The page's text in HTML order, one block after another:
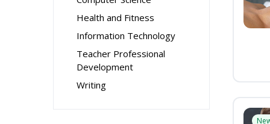
Health and Fitness
Information Technology
Teacher Professional
Development
Writing